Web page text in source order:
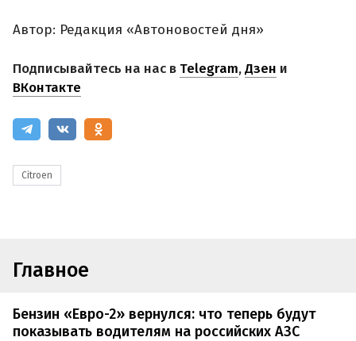
Автор: Редакция «Автоновостей дня»
Подписывайтесь на нас в Telegram,Дзен и
ВКонтакте
Citroen
Главное
Бензин «Евро-2» вернулся: что теперь будут
показывать водителям на российских АЗС